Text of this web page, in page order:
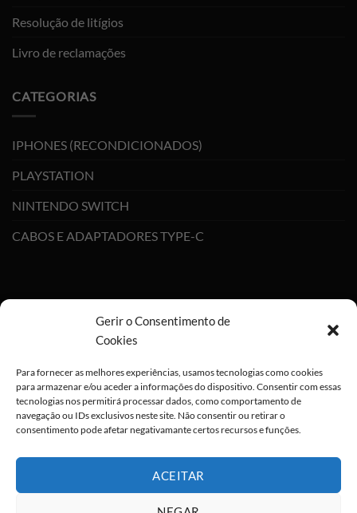
Gerir o Consentimento de
Cookies
Para fornecer as melhores experiências, usamos tecnologias como cookies
para armazenar e/ou aceder a informações do dispositivo. Consentir com essas
tecnologias nos permitirá processar dados, como comportamento de
navegação ou IDs exclusivos neste site. Não consentir ou retirar o
consentimento pode afetar negativamante certos recursos e funções.
ACEITAR
Resolução de litígios
Livro de reclamações
CATEGORIAS
IPHONES (RECONDICIONADOS)
PLAYSTATION
NINTENDO SWITCH
CABOS E ADAPTADORES TYPE-C